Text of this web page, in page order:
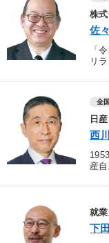
株
佐
「
リ
目
全
日
西
産
車
就
下